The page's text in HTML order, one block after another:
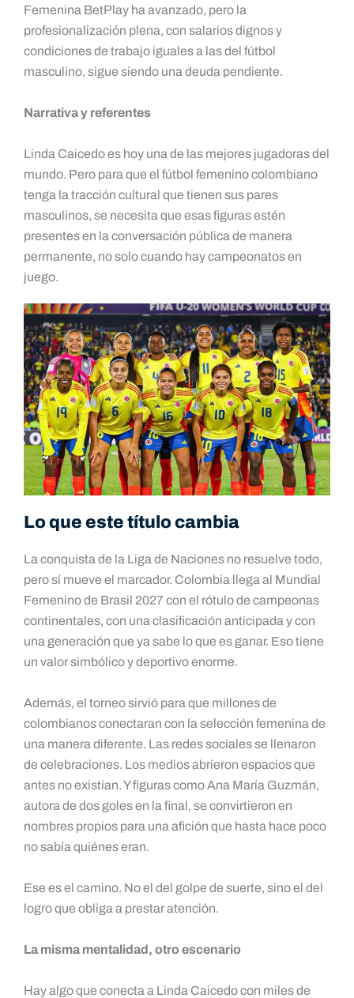
Femenina BetPlay ha avanzado, pero la
profesionalización plena, con salarios dignos y
condiciones de trabajo iguales a las del fútbol
masculino, sigue siendo una deuda pendiente.
Narrativa y referentes
Linda Caicedo es hoy una de las mejores jugadoras del
mundo. Pero para que el fútbol femenino colombiano
tenga la tracción cultural que tienen sus pares
masculinos, se necesita que esas figuras estén
presentes en la conversación pública de manera
permanente, no solo cuando hay campeonatos en
juego.
Lo que este título cambia
La conquista de la Liga de Naciones no resuelve todo,
pero sí mueve el marcador. Colombia llega al Mundial
Femenino de Brasil 2027 con el rótulo de campeonas
continentales, con una clasificación anticipada y con
una generación que ya sabe lo que es ganar. Eso tiene
un valor simbólico y deportivo enorme.
Además, el torneo sirvió para que millones de
colombianos conectaran con la selección femenina de
una manera diferente. Las redes sociales se llenaron
de celebraciones. Los medios abrieron espacios que
antes no existían. Y figuras como Ana María Guzmán,
autora de dos goles en la final, se convirtieron en
nombres propios para una afición que hasta hace poco
no sabía quiénes eran.
Ese es el camino. No el del golpe de suerte, sino el del
logro que obliga a prestar atención.
La misma mentalidad, otro escenario
Hay algo que conecta a Linda Caicedo con miles de